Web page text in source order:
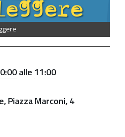
alle 11:00
Piazza Marconi, 4